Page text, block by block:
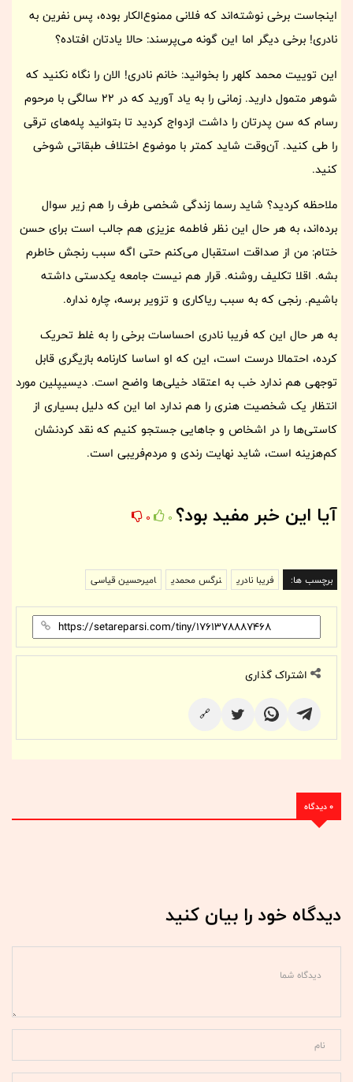
اینجاست برخی نوشته‌اند که فلانی ممنوع‌الکار بوده، پس نفرین به
نادری! برخی دیگر اما این گونه می‌پرسند: حالا یادتان افتاده؟
این توییت محمد کلهر را بخوانید: خانم نادری! الان را نگاه نکنید که
شوهر متمول دارید. زمانی را به یاد آورید که در 22 سالگی با مرحوم
رسام که سن پدرتان را داشت ازدواج کردید تا بتوانید پله‌های ترقی
را طی کنید. آن‌وقت شاید کمتر با موضوع اختلاف طبقاتی شوخی
کنید.
ملاحظه کردید؟ شاید رسما زندگی شخصی طرف را هم زیر سوال
برده‌اند، به هر حال این نظر فاطمه عزیزی هم جالب است برای حسن
ختام: ‌‎من از صداقت استقبال می‌کنم حتی اگه سبب رنجش خاطرم
بشه. اقلا تکلیف روشنه. قرار هم نیست جامعه یکدستی داشته
باشیم. رنجی که به سبب ریاکاری و تزویر برسه‌، چاره نداره.
به هر حال این که فریبا نادری احساسات برخی را به غلط تحریک
کرده، احتمالا درست است، این که او اساسا کارنامه بازیگری قابل
توجهی هم ندارد خب به اعتقاد خیلی‌ها واضح است. دیسیپلین مورد
انتظار یک شخصیت هنری را هم ندارد اما این که دلیل بسیاری از
کاستی‌ها را در اشخاص و جاهایی جستجو کنیم که نقد کردنشان
کم‌هزینه است، شاید نهایت رندی و مردم‌فریبی است.
آیا این خبر مفید بود؟ 0
0
برچسب ها: فریبا نادری نرگس محمدی امیرحسین قیاسی
اشتراک گذاری
🔗
0 دیدگاه
دیدگاه خود را بیان کنید